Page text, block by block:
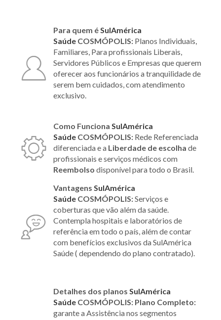
Para quem éSulAmérica
Saúde COSMÓPOLIS: Planos Individuais,
Familiares, Para profissionais Liberais,
Servidores Públicos e Empresas que querem
oferecer aos funcionários a tranquilidade de
serem bem cuidados, com atendimento
exclusivo.
Como Funciona SulAmérica
Saúde COSMÓPOLIS: Rede Referenciada
diferenciada e a Liberdade de escolha de
profissionais e serviços médicos com
Reembolso disponível para todo o Brasil.
Vantagens SulAmérica
Saúde COSMÓPOLIS:Serviços e
coberturas que vão além da saúde.
Contempla hospitais e laboratórios de
referência em todo o país, além de contar
com benefícios exclusivos da SulAmérica
Saúde ( dependendo do plano contratado).
Detalhes dos planos SulAmérica
Saúde COSMÓPOLIS: Plano Completo:
garante a Assistência nos segmentos